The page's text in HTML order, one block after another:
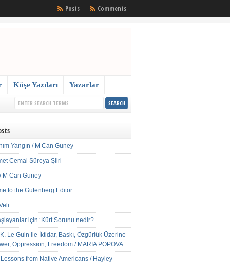
Comments
Posts
Köşe Yazıları Yazarlar
Yangın / M Can Guney
Cemal Süreya Şiiri
M Can Guney
to the Gutenberg Editor
için: Kürt Sorunu nedir?
Le Guin ile İktidar, Baskı, Özgürlük Üzerine
Oppression, Freedom / MARIA POPOVA
from Native Americans / Hayley